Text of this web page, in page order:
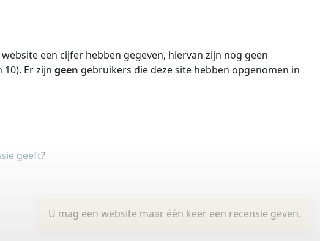
een cijfer hebben gegeven, hiervan zijn nog geen
10). Er zijn geen gebruikers die deze site hebben opgenomen in
geeft?
U mag een website maar één keer een recensie geven.